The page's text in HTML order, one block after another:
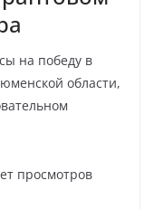
на победу в
области,
просмотров